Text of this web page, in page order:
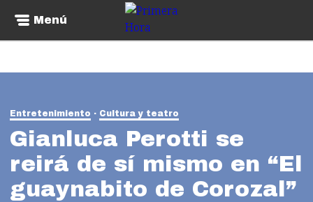
Menú
Entretenimiento Cultura y teatro
Gianluca Perotti se
reirá de sí mismo en “El
guaynabito de Corozal”